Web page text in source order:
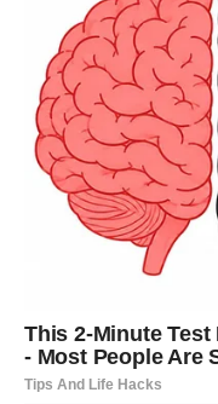
iznenađenja, leptirića
Ribe
Ribe su među
ljubav ikada
.
čarobne. Ako si u
Slobodne Ribe